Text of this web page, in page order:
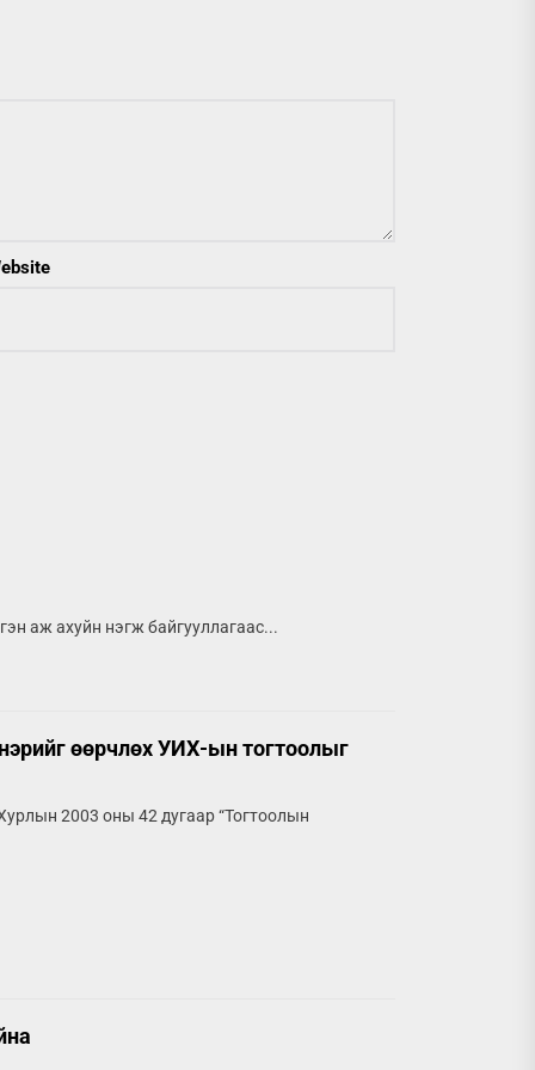
аж ахуйн нэгж байгууллагаас...
өөрчлөх УИХ-ын тогтоолыг
2003 оны 42 дугаар “Тогтоолын